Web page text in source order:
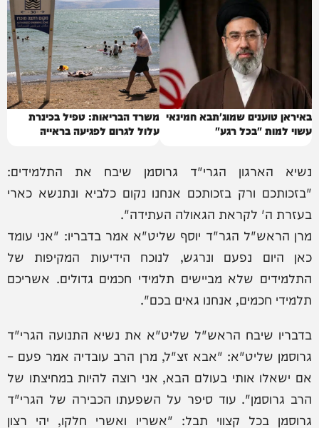
באיראן טוענים שמוג'תבא חמינאי
עשוי למות "בכל רגע"
משרד הבריאות: טפיל בכינרת
עלול לגרום לפגיעה בראייה
נשיא הארגון הגרי"ד גרוסמן שיבח את התלמידים:
"בזכותכם ורק בזכותכם אנחנו נקום כלביא ונתנשא כארי
בעזרת ה' לקראת הגאולה העתידה".
מרן הראש"ל הגר"ד יוסף שליט"א אמר בדבריו: "אני עומד
כאן היום נפעם ונרגש, לנוכח הידיעות המקיפות של
התלמידים שלא מביישים תלמידי חכמים גדולים. אשריכם
תלמידי חכמים, אנחנו גאים בכם".
בדבריו שיבח הראש"ל שליט"א את נשיא התנועה הגרי"ד
גרוסמן שליט"א: "אבא זצ"ל, מרן הרב עובדיה אמר פעם –
אם ישאלו אותי בעולם הבא, אני רוצה להיות במחיצתו של
הרב גרוסמן". עוד סיפר על השפעתו הכבירה של הגרי"ד
גרוסמן בכל קצווי תבל: "אשריו ואשרי חלקו, יהי רצון